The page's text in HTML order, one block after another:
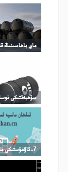
7-ئاۋغۇستىكى مالىيە گېزىتى